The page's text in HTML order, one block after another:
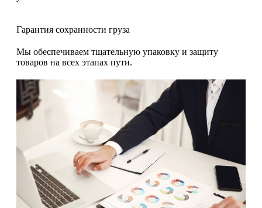
Гарантия сохранности груза
Мы обеспечиваем тщательную упаковку и защиту
товаров на всех этапах пути.